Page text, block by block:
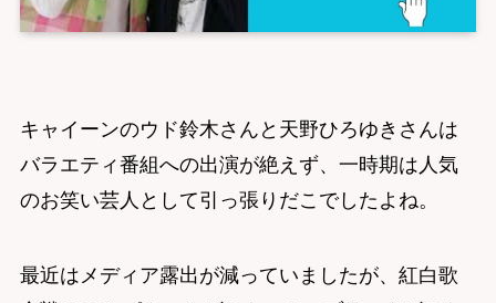
キャイーンのウド鈴木さんと天野ひろゆきさんは
バラエティ番組への出演が絶えず、一時期は人気
のお笑い芸人として引っ張りだこでしたよね。
最近はメディア露出が減っていましたが、紅白歌